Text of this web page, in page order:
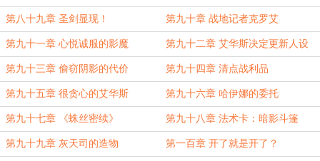
第八十九章 圣剑显现！ 第九十章 战地记者克罗艾
第九十一章 心悦诚服的影魔 第九十二章 艾华斯决定更新人设
第九十三章 偷窃阴影的代价 第九十四章 清点战利品
第九十五章 很贪心的艾华斯 第九十六章 哈伊娜的委托
第九十七章 《蛛丝密续》 第九十八章 法术卡：暗影斗篷
第九十九章 灰天司的造物 第一百章 开了就是开了？